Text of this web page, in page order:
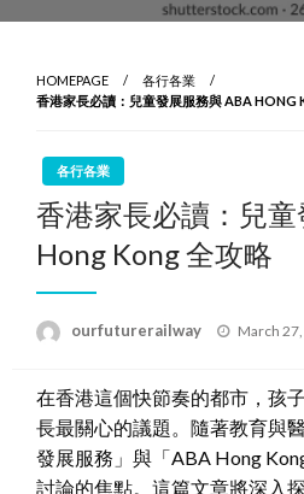
HOMEPAGE
各行各業
香港家長必讀：兒童發展服務與 ABA HONG
各行各業
香港家長必讀：兒
Hong Kong 全攻略
ourfuturerailway
Posted
March
在香港這個快節奏的都市，孩
長最關心的議題。隨著教育與
發展服務」與「ABA Hong
討論的焦點。這篇文章將深入